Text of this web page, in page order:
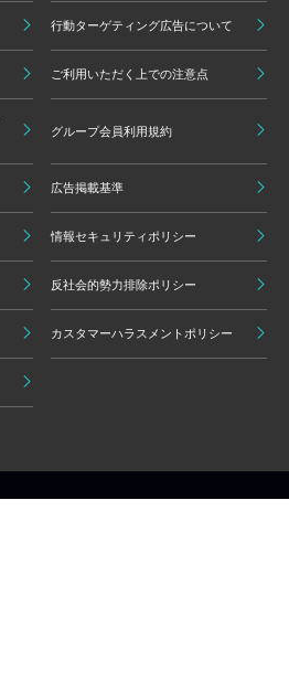
行動ターゲティング広告について
ご利用いただく上での注意点
グループ会員利用規約
広告掲載基準
情報セキュリティポリシー
反社会的勢力排除ポリシー
カスタマーハラスメントポリシー